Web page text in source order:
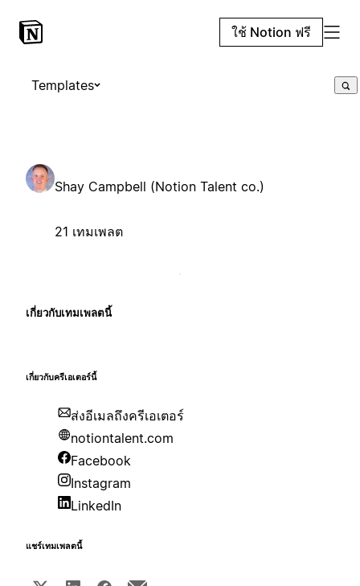
ใช้ Notion ฟรี
Templates
Shay Campbell (Notion Talent co.)
21 เทมเพลต
เกี่ยวกับเทมเพลตนี้
เกี่ยวกับครีเอเตอร์นี้
ส่งอีเมลถึงครีเอเตอร์
notiontalent.com
Facebook
Instagram
LinkedIn
แชร์เทมเพลตนี้